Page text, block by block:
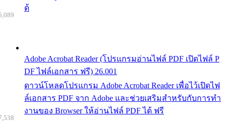
ด้
Adobe Acrobat Reader (โปรแกรมอ่านไฟล์ PDF เปิดไฟล์ P
DF ไฟล์เอกสาร ฟรี) 26.001
ดาวน์โหลดโปรแกรม Adobe Acrobat Reader เพื่อไว้เปิดไฟ
ล์เอกสาร PDF จาก Adobe และช่วยเสริมสำหรับกับการทำ
งานของ Browser ให้อ่านไฟล์ PDF ได้ ฟรี